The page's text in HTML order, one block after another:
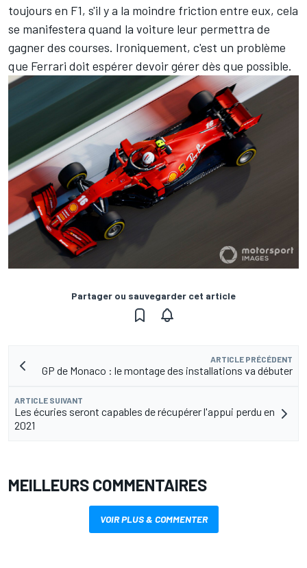
toujours en F1, s'il y a la moindre friction entre eux, cela
se manifestera quand la voiture leur permettra de
gagner des courses. Ironiquement, c'est un problème
que Ferrari doit espérer devoir gérer dès que possible.
Partager ou sauvegarder cet article
ARTICLE PRÉCÉDENT
GP de Monaco : le montage des installations va débuter
ARTICLE SUIVANT
Les écuries seront capables de récupérer l'appui perdu en
2021
MEILLEURS COMMENTAIRES
VOIR PLUS & COMMENTER